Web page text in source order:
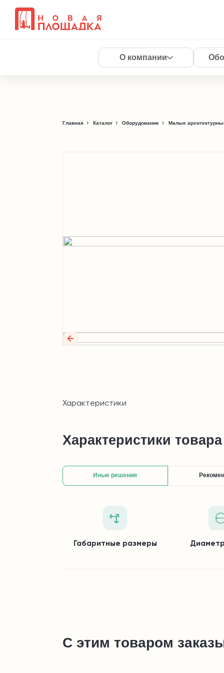
О компании
Главная Каталог Оборудование Малые
Характеристики
Характеристики товара
Иные решения
Габаритные размеры
С этим товаром